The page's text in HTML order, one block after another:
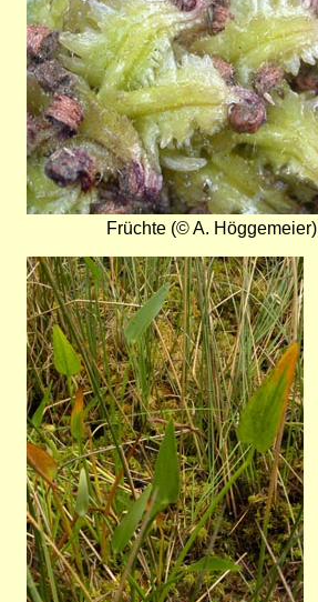
Früchte (© A. Höggemeier)
Bild